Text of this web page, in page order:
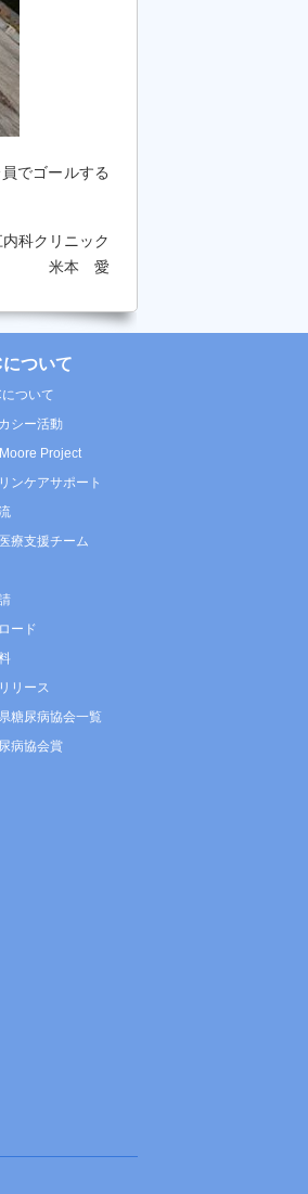
でゴールする
科クリニック
米本 愛
ついて
ついて
シー活動
Project
ンケアサポート
療支援チーム
ード
リース
糖尿病協会一覧
病協会賞